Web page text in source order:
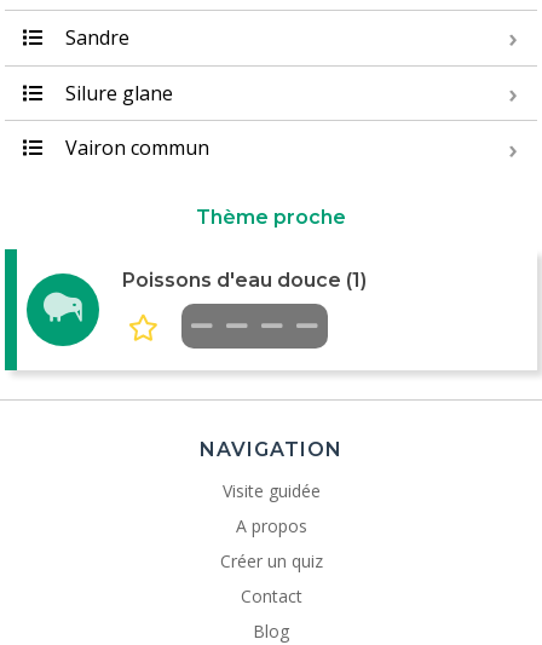
Sandre
Silure glane
Vairon commun
Thème proche
Poissons d'eau douce (1)
NAVIGATION
Visite guidée
A propos
Créer un quiz
Contact
Blog